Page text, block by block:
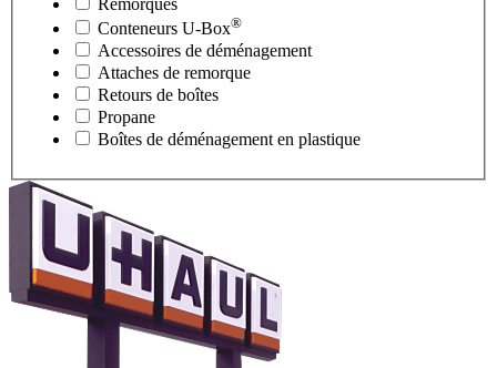
Remorques
Conteneurs U-Box®
Accessoires de déménagement
Attaches de remorque
Retours de boîtes
Propane
Boîtes de déménagement en plastique